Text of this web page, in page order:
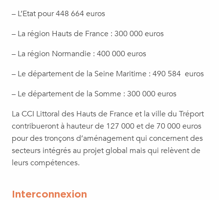
– L’Etat pour 448 664 euros
– La région Hauts de France : 300 000 euros
– La région Normandie : 400 000 euros
– Le département de la Seine Maritime : 490 584 euros
– Le département de la Somme : 300 000 euros
La CCI Littoral des Hauts de France et la ville du Tréport
contribueront à hauteur de 127 000 et de 70 000 euros
pour des tronçons d’aménagement qui concernent des
secteurs intégrés au projet global mais qui relèvent de
leurs compétences.
Interconnexion